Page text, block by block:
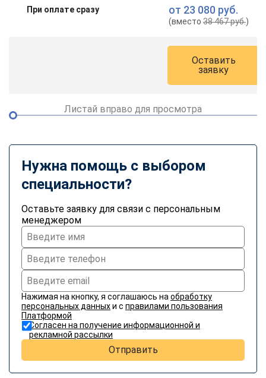
При оплате сразу от 23 080 руб.
(вместо38 467 руб.)
Оставить
заявку
Листай вправо для просмотра
Нужна помощь с выбором
специальности?
Оставьте заявку для связи с персональным
менеджером
Нажимая на кнопку, я соглашаюсь на обработку
персональных данныхи с правилами пользования
Платформой
Согласен на получение информационной и
рекламной рассылки
Отправить